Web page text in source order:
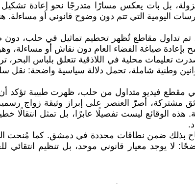
بل بات يعكس مسارًا متدرجًا نحو إعادة
اليومية التي تتم دون وضوح قانوني أو
المؤشرات مبكرًا عبر استهداف رموز ثقافية وتاريخية. خلال عام 2025، تم تداول
صياغة الفضاء العام دون نقاش أو مساءلة،
محلية في اللاذقية تتعلق بلباس البحر،
وطنية شاملة، تحمل دلالة سياسية واضحة: نقل
فيديو متداول من حلب، ظهرت طبيبة تؤكد أن
مشتركة، أصرّ العنصر على إبراز وثيقة زواج
الوقائع ليست تفصيلًا عابرًا، بل تمثل انتقالًا
مع السماح بذلك ضمن نطاقات محددة في دمشق. كما مُنحت
لا يوجد معيار قانوني موحد، بل تنظيم انتقائي